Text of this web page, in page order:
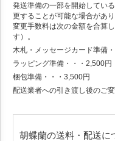
発送準備の一部を開始してい
更することが可能な場合があ
変更手数料は次の金額を合算
す）。
木札・メッセージカード準備
ラッピング準備・・・2,500円
梱包準備・・・3,500円
配送業者への引き渡し後のご
胡蝶蘭の送料・配送に